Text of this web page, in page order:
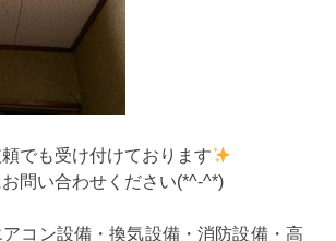
でも受け付けております
問い合わせください(*^-^*)
アコン設備・換気設備・消防設備・高